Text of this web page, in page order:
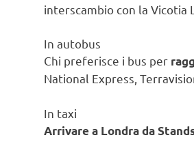
interscambio con la Vicotia
In autobus
Chi preferisce i bus per
National Express,
In taxi
Arrivare a Londra da